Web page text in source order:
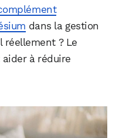
dans la gestion
réellement ? Le
à réduire